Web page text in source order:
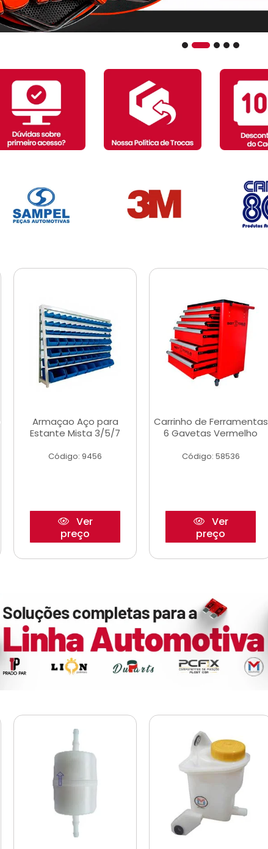
Armaçao Aço para
Estante Mista 3/5/7
Código: 9456
Ver
preço
Carrinho de Ferramentas
6 Gavetas Vermelho
Código: 58536
Ver
preço